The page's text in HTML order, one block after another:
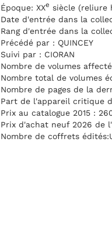
Époque: XXe siècle (reliure
Date d'entrée dans la
Rang d'entrée dans la
Précédé par : QUINCEY
Suivi par : CIORAN
Nombre de volumes
Nombre total de volumes
Nombre de pages de la
Part de l'appareil critique
Prix au catalogue 2015 :
Prix d'achat neuf 2026 de
Nombre de coffrets